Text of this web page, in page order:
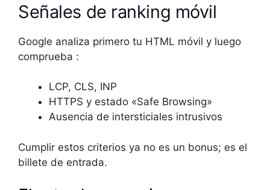
Señales de ranking móvil
Google analiza primero tu HTML móvil y luego
comprueba :
LCP, CLS, INP
HTTPS y estado «Safe Browsing»
Ausencia de intersticiales intrusivos
Cumplir estos criterios ya no es un bonus; es el
billete de entrada.